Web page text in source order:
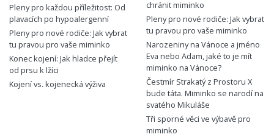
Pleny pro každou příležitost: Od
plavacích po hypoalergenní
Pleny pro nové rodiče: Jak vybrat
tu pravou pro vaše miminko
Konec kojení: Jak hladce přejít
od prsu k lžíci
Kojení vs. kojenecká výživa
chránit miminko
Pleny pro nové rodiče: Jak vybrat
tu pravou pro vaše miminko
Narozeniny na Vánoce a jméno
Eva nebo Adam, jaké to je mít
miminko na Vánoce?
Čestmír Strakatý z Prostoru X
bude táta. Miminko se narodí na
svatého Mikuláše
Tři sporné věci ve výbavě pro
miminko